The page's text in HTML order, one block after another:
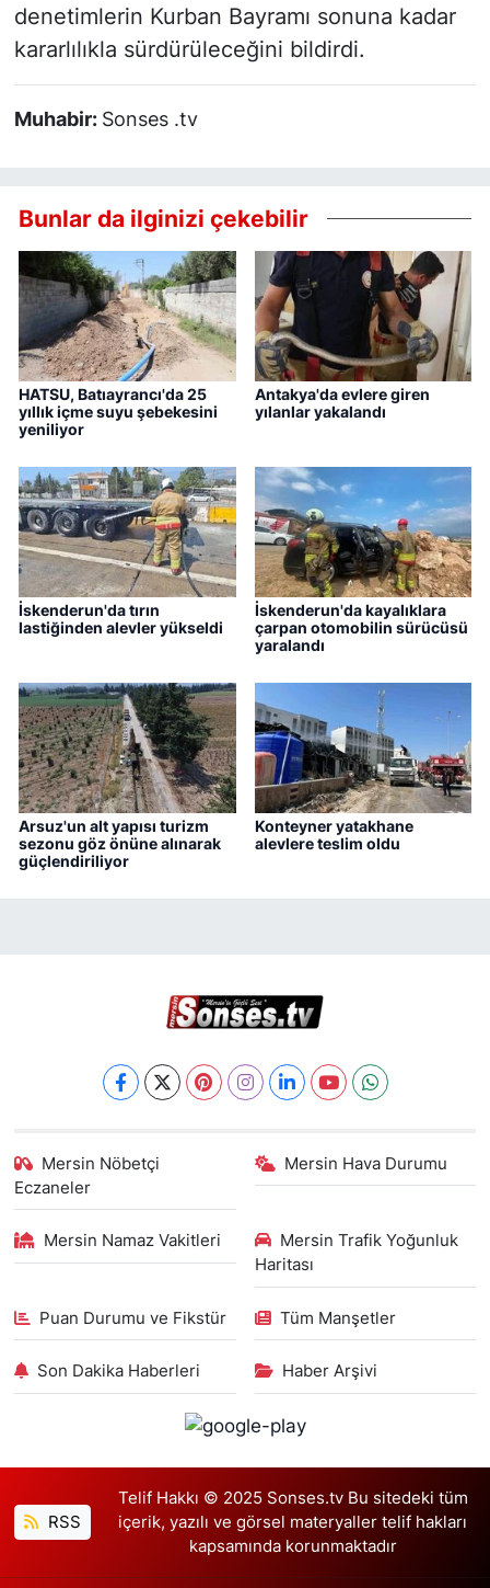
denetimlerin Kurban Bayramı sonuna kadar
kararlılıkla sürdürüleceğini bildirdi.
Muhabir: Sonses .tv
Bunlar da ilginizi çekebilir
HATSU, Batıayrancı'da 25
yıllık içme suyu şebekesini
yeniliyor
Antakya'da evlere giren
yılanlar yakalandı
İskenderun'da tırın
lastiğinden alevler yükseldi
İskenderun'da kayalıklara
çarpan otomobilin sürücüsü
yaralandı
Arsuz'un alt yapısı turizm
sezonu göz önüne alınarak
güçlendiriliyor
Konteyner yatakhane
alevlere teslim oldu
Mersin Nöbetçi
Eczaneler
Mersin Hava Durumu
Mersin Namaz Vakitleri
Mersin Trafik Yoğunluk
Haritası
Puan Durumu ve Fikstür Tüm Manşetler
Son Dakika Haberleri Haber Arşivi
RSS
Telif Hakkı © 2025 Sonses.tv Bu sitedeki tüm
içerik, yazılı ve görsel materyaller telif hakları
kapsamında korunmaktadır